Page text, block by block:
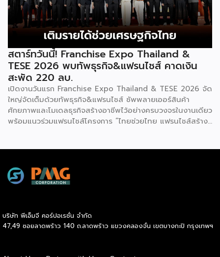
ทศวรรษ 1990 เป็นต้นมา กุนซานจูได้รับการยอมรับอย่างกว้าง
ขวางทั้งในและต่างประเทศ […]
คอร์ปอเรชัน จำกัด เพื่อยกระดับศักยภาพของผู้ประกอบการและ
เจ้าของธุรกิจที่ต้องการขยายกิจการผ่านระบบแฟรนไชส์ […]
สตาร์ทวันนี้! Franchise Expo Thailand &
TESE 2026 พบทัพธุรกิจ&แฟรนไชส์ คาดเงิน
สะพัด 220 ลบ.
เปิดงานวันแรก Franchise Expo Thailand & TESE 2026 จัด
ใหญ่จัดเต็มด้วยทัพธุรกิจ&แฟรนไชส์ ซัพพลายเออร์สินค้า
ศักยภาพและโมเดลธุรกิจสร้างอาชีพไว้อย่างครบวงจรในงานเดียว
พร้อมแนวร่วมแฟรนไชส์โครงการ “ไทยช่วยไทย แฟรนไชส์สร้าง
ความรู้โดยผู้ทรงคุณวุฒิคับคั่ง และกิจกรรมเจรจาจับคู่ธุรกิจทั้งใน
และต่างประเทศ งานจัดต่อเนื่องระหว่างวันที่ 6-9 สิงหาคมนี้ ที่
ธุรกิจการค้า กระทรวงพาณิชย์ กล่าวว่า งาน ” Franchise Expo
Thailand & Thailand E-Commerce Selection Expo
บริษัท พีเอ็มจี คอร์ปอเรชั่น จำกัด
47,49 ซอยลาดพร้าว 140 ถ.ลาดพร้าว แขวงคลองจั่น เขตบางกะปิ กรุงเทพฯ